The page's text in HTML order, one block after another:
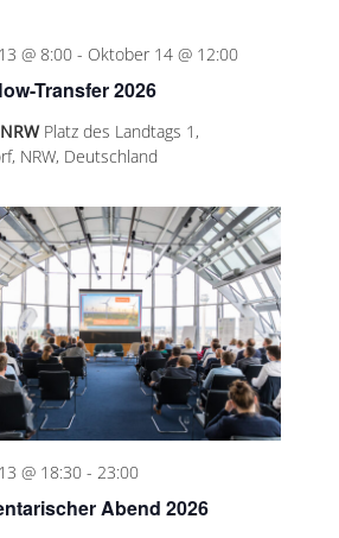
Transfer 2026
@ 8:00- Oktober 14 @ 12:00
Platz des Landtags 1,
NRW, Deutschland
Abend 2026
@ 18:30- 23:00